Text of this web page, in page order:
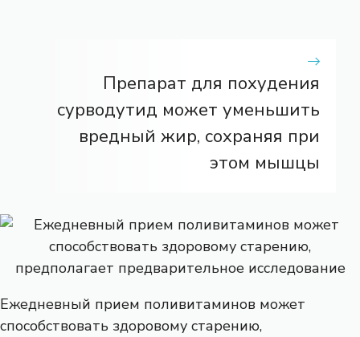
Препарат для похудения
сурводутид может уменьшить
вредный жир, сохраняя при
этом мышцы
Ежедневный прием поливитаминов может
способствовать здоровому старению,